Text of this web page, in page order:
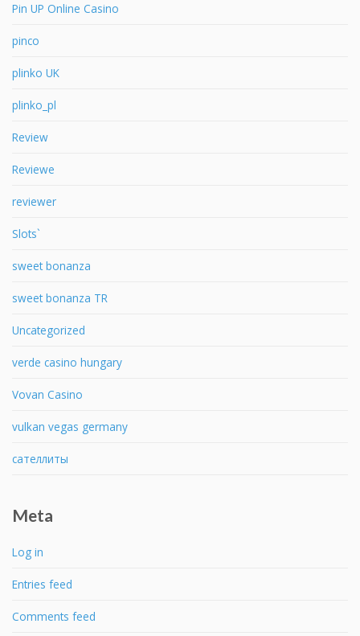
Pin UP Online Casino
pinco
plinko UK
plinko_pl
Review
Reviewe
reviewer
Slots`
sweet bonanza
sweet bonanza TR
Uncategorized
verde casino hungary
Vovan Casino
vulkan vegas germany
сателлиты
Meta
Log in
Entries feed
Comments feed